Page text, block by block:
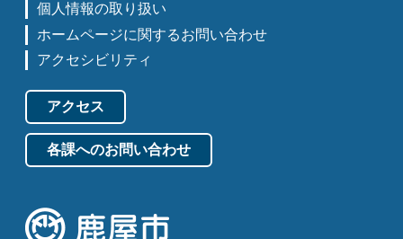
個人情報の取り扱い
ホームページに関するお問い合わせ
アクセシビリティ
アクセス
各課へのお問い合わせ